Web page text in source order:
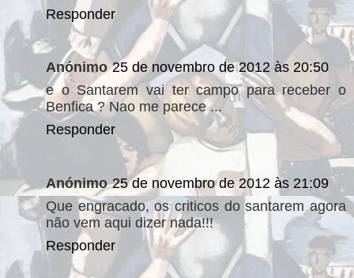
Responder
Anónimo 25 de novembro de 2012 às 20:50
e o Santarem vai ter campo para receber o
Benfica ? Nao me parece ...
Responder
Anónimo 25 de novembro de 2012 às 21:09
Que engracado, os criticos do santarem agora
não vem aqui dizer nada!!!
Responder